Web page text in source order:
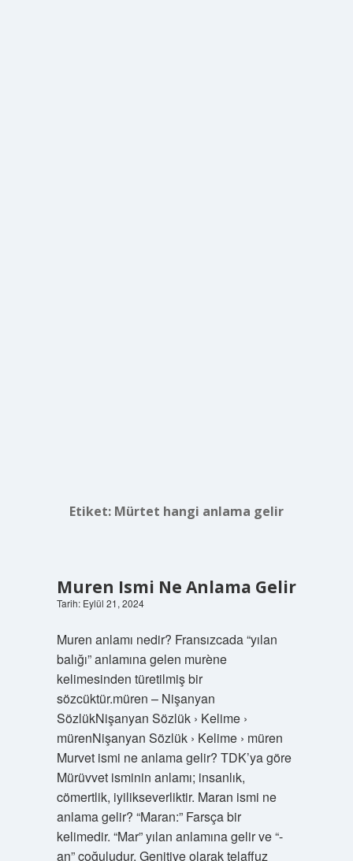
Etiket: Mürtet hangi anlama gelir
Muren Ismi Ne Anlama Gelir
Tarih: Eylül 21, 2024
Muren anlamı nedir? Fransızcada “yılan
balığı” anlamına gelen murène
kelimesinden türetilmiş bir
sözcüktür.müren – Nişanyan
SözlükNişanyan Sözlük › Kelime ›
mürenNişanyan Sözlük › Kelime › müren
Murvet ismi ne anlama gelir? TDK’ya göre
Mürüvvet isminin anlamı; insanlık,
cömertlik, iyilikseverliktir. Maran ismi ne
anlama gelir? “Maran:” Farsça bir
kelimedir. “Mar” yılan anlamına gelir ve “-
an” çoğuludur. Genitive olarak telaffuz